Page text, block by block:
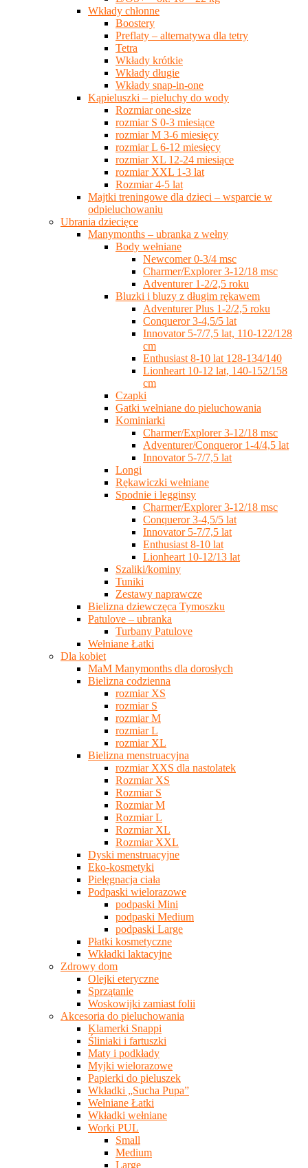
Wkłady chłonne
Boostery
Preflaty – alternatywa dla tetry
Tetra
Wkłady krótkie
Wkłady długie
Wkłady snap-in-one
Kąpieluszki – pieluchy do wody
Rozmiar one-size
rozmiar S 0-3 miesiące
rozmiar M 3-6 miesięcy
rozmiar L 6-12 miesięcy
rozmiar XL 12-24 miesiące
rozmiar XXL 1-3 lat
Rozmiar 4-5 lat
Majtki treningowe dla dzieci – wsparcie w
odpieluchowaniu
Ubrania dziecięce
Manymonths – ubranka z wełny
Body wełniane
Newcomer 0-3/4 msc
Charmer/Explorer 3-12/18 msc
Adventurer 1-2/2,5 roku
Bluzki i bluzy z długim rękawem
Adventurer Plus 1-2/2,5 roku
Conqueror 3-4,5/5 lat
Innovator 5-7/7,5 lat, 110-122/128
cm
Enthusiast 8-10 lat 128-134/140
Lionheart 10-12 lat, 140-152/158
cm
Czapki
Gatki wełniane do pieluchowania
Kominiarki
Charmer/Explorer 3-12/18 msc
Adventurer/Conqueror 1-4/4,5 lat
Innovator 5-7/7,5 lat
Longi
Rękawiczki wełniane
Spodnie i legginsy
Charmer/Explorer 3-12/18 msc
Conqueror 3-4,5/5 lat
Innovator 5-7/7,5 lat
Enthusiast 8-10 lat
Lionheart 10-12/13 lat
Szaliki/kominy
Tuniki
Zestawy naprawcze
Bielizna dziewczęca Tymoszku
Patulove – ubranka
Turbany Patulove
Wełniane Łatki
Dla kobiet
MaM Manymonths dla dorosłych
Bielizna codzienna
rozmiar XS
rozmiar S
rozmiar M
rozmiar L
rozmiar XL
Bielizna menstruacyjna
rozmiar XXS dla nastolatek
Rozmiar XS
Rozmiar S
Rozmiar M
Rozmiar L
Rozmiar XL
Rozmiar XXL
Dyski menstruacyjne
Eko-kosmetyki
Pielęgnacja ciała
Podpaski wielorazowe
podpaski Mini
podpaski Medium
podpaski Large
Płatki kosmetyczne
Wkładki laktacyjne
Zdrowy dom
Olejki eteryczne
Sprzątanie
Woskowijki zamiast folii
Akcesoria do pieluchowania
Klamerki Snappi
Śliniaki i fartuszki
Maty i podkłady
Myjki wielorazowe
Papierki do pieluszek
Wkładki „Sucha Pupa”
Wełniane Łatki
Wkładki wełniane
Worki PUL
Small
Medium
Large